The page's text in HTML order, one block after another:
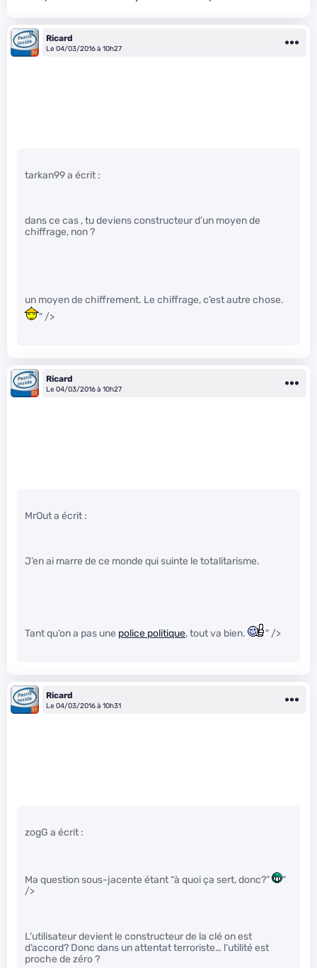
Ricard
Le 04/03/2016 à 10h27
tarkan99 a écrit :
dans ce cas , tu deviens constructeur d’un moyen de
chiffrage, non ?
un moyen de chiffrement. Le chiffrage, c’est autre chose.
" />
Ricard
Le 04/03/2016 à 10h27
MrOut a écrit :
J’en ai marre de ce monde qui suinte le totalitarisme.
Tant qu’on a pas une police politique, tout va bien. " />
Ricard
Le 04/03/2016 à 10h31
zogG a écrit :
Ma question sous-jacente étant “à quoi ça sert, donc?”
"
/>
L’utilisateur devient le constructeur de la clé on est
d’accord? Donc dans un attentat terroriste… l’utilité est
proche de zéro ?